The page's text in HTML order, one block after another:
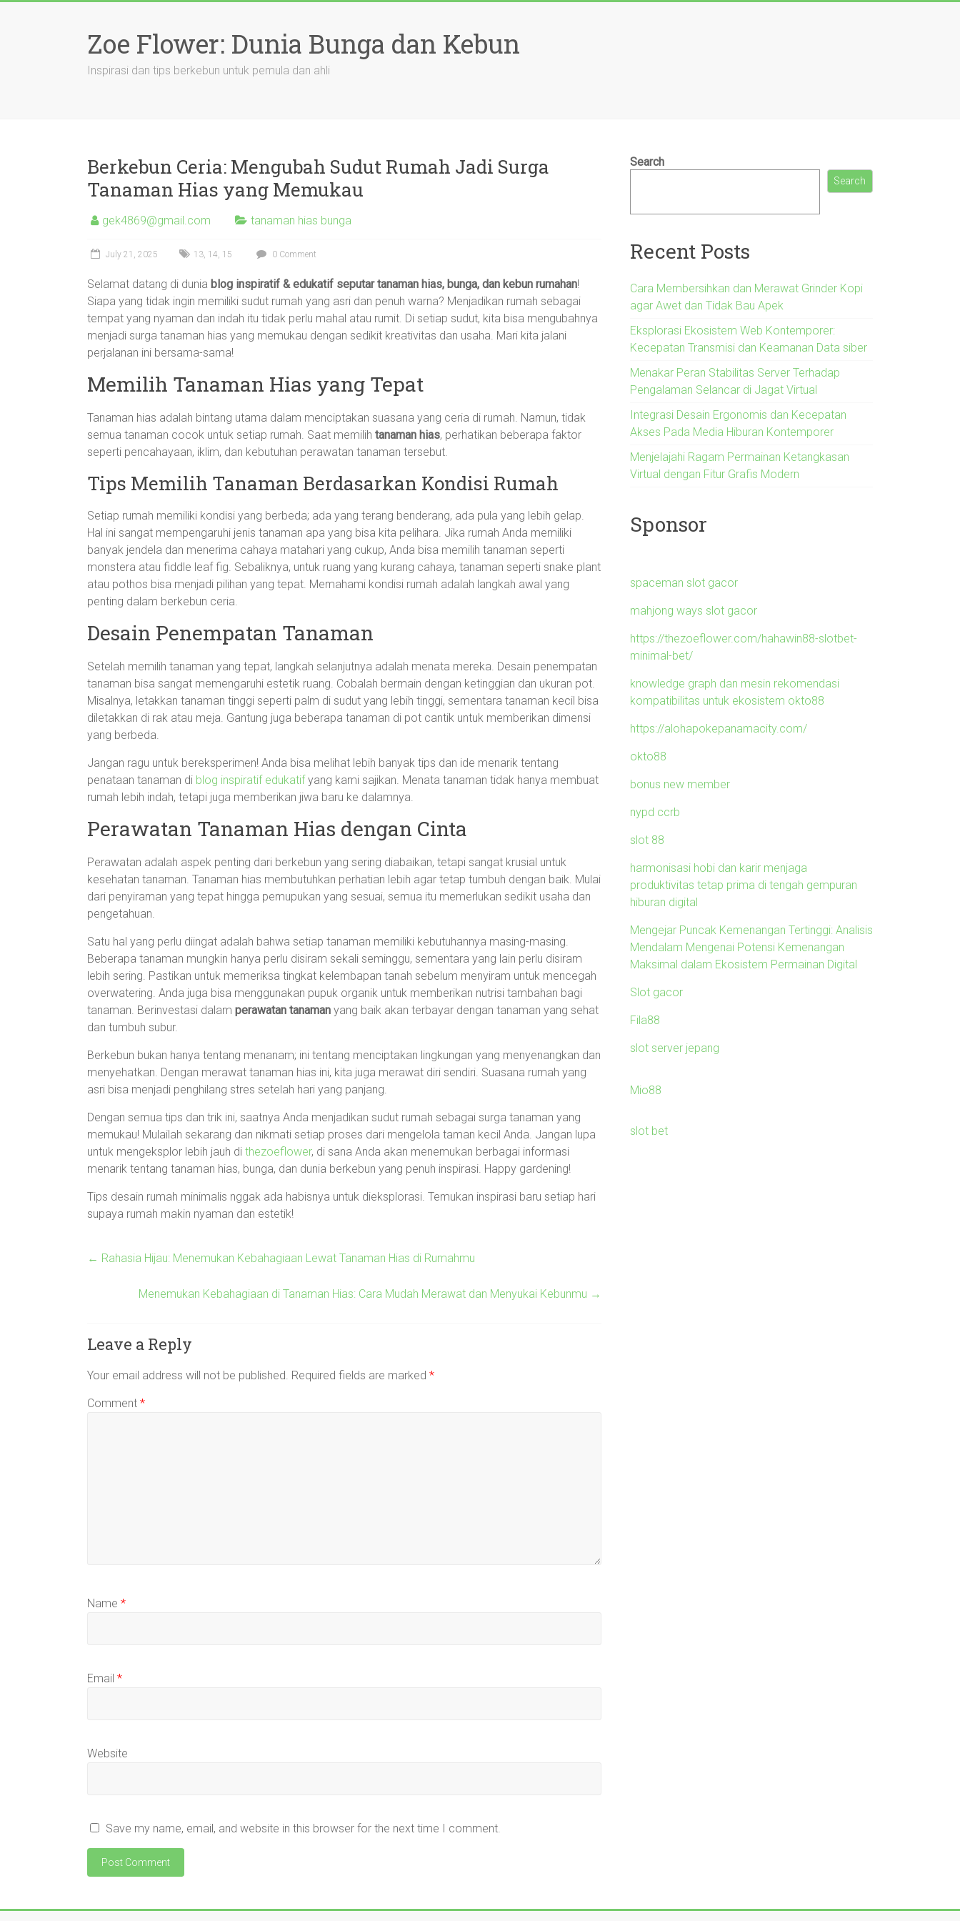
Zoe Flower: Dunia Bunga dan Kebun
Inspirasi dan tips berkebun untuk pemula dan ahli
Berkebun Ceria: Mengubah Sudut Rumah Jadi Surga
Tanaman Hias yang Memukau
gek4869@gmail.com tanaman hias bunga
July 21, 2025 13, 14, 15 0 Comment
Selamat datang di dunia blog inspiratif & edukatif seputar tanaman hias, bunga, dan kebun rumahan!
Siapa yang tidak ingin memiliki sudut rumah yang asri dan penuh warna? Menjadikan rumah sebagai
tempat yang nyaman dan indah itu tidak perlu mahal atau rumit. Di setiap sudut, kita bisa mengubahnya
menjadi surga tanaman hias yang memukau dengan sedikit kreativitas dan usaha. Mari kita jalani
perjalanan ini bersama-sama!
Memilih Tanaman Hias yang Tepat
Tanaman hias adalah bintang utama dalam menciptakan suasana yang ceria di rumah. Namun, tidak
semua tanaman cocok untuk setiap rumah. Saat memilih tanaman hias, perhatikan beberapa faktor
seperti pencahayaan, iklim, dan kebutuhan perawatan tanaman tersebut.
Tips Memilih Tanaman Berdasarkan Kondisi Rumah
Setiap rumah memiliki kondisi yang berbeda; ada yang terang benderang, ada pula yang lebih gelap.
Hal ini sangat mempengaruhi jenis tanaman apa yang bisa kita pelihara. Jika rumah Anda memiliki
banyak jendela dan menerima cahaya matahari yang cukup, Anda bisa memilih tanaman seperti
monstera atau fiddle leaf fig. Sebaliknya, untuk ruang yang kurang cahaya, tanaman seperti snake plant
atau pothos bisa menjadi pilihan yang tepat. Memahami kondisi rumah adalah langkah awal yang
penting dalam berkebun ceria.
Desain Penempatan Tanaman
Setelah memilih tanaman yang tepat, langkah selanjutnya adalah menata mereka. Desain penempatan
tanaman bisa sangat memengaruhi estetik ruang. Cobalah bermain dengan ketinggian dan ukuran pot.
Misalnya, letakkan tanaman tinggi seperti palm di sudut yang lebih tinggi, sementara tanaman kecil bisa
diletakkan di rak atau meja. Gantung juga beberapa tanaman di pot cantik untuk memberikan dimensi
yang berbeda.
Jangan ragu untuk bereksperimen! Anda bisa melihat lebih banyak tips dan ide menarik tentang
penataan tanaman di blog inspiratif edukatifyang kami sajikan. Menata tanaman tidak hanya membuat
rumah lebih indah, tetapi juga memberikan jiwa baru ke dalamnya.
Perawatan Tanaman Hias dengan Cinta
Perawatan adalah aspek penting dari berkebun yang sering diabaikan, tetapi sangat krusial untuk
kesehatan tanaman. Tanaman hias membutuhkan perhatian lebih agar tetap tumbuh dengan baik. Mulai
dari penyiraman yang tepat hingga pemupukan yang sesuai, semua itu memerlukan sedikit usaha dan
pengetahuan.
Satu hal yang perlu diingat adalah bahwa setiap tanaman memiliki kebutuhannya masing-masing.
Beberapa tanaman mungkin hanya perlu disiram sekali seminggu, sementara yang lain perlu disiram
lebih sering. Pastikan untuk memeriksa tingkat kelembapan tanah sebelum menyiram untuk mencegah
overwatering. Anda juga bisa menggunakan pupuk organik untuk memberikan nutrisi tambahan bagi
tanaman. Berinvestasi dalam perawatan tanaman yang baik akan terbayar dengan tanaman yang sehat
dan tumbuh subur.
Berkebun bukan hanya tentang menanam; ini tentang menciptakan lingkungan yang menyenangkan dan
menyehatkan. Dengan merawat tanaman hias ini, kita juga merawat diri sendiri. Suasana rumah yang
asri bisa menjadi penghilang stres setelah hari yang panjang.
Dengan semua tips dan trik ini, saatnya Anda menjadikan sudut rumah sebagai surga tanaman yang
memukau! Mulailah sekarang dan nikmati setiap proses dari mengelola taman kecil Anda. Jangan lupa
untuk mengeksplor lebih jauh di thezoeflower, di sana Anda akan menemukan berbagai informasi
menarik tentang tanaman hias, bunga, dan dunia berkebun yang penuh inspirasi. Happy gardening!
Tips desain rumah minimalis nggak ada habisnya untuk dieksplorasi. Temukan inspirasi baru setiap hari
supaya rumah makin nyaman dan estetik!
← Rahasia Hijau: Menemukan Kebahagiaan Lewat Tanaman Hias di Rumahmu
Menemukan Kebahagiaan di Tanaman Hias: Cara Mudah Merawat dan Menyukai Kebunmu →
Leave a Reply
Your email address will not be published. Required fields are marked *
Comment *
Name *
Email *
Website
Save my name, email, and website in this browser for the next time I comment.
Search
Search
Recent Posts
Cara Membersihkan dan Merawat Grinder Kopi
agar Awet dan Tidak Bau Apek
Eksplorasi Ekosistem Web Kontemporer:
Kecepatan Transmisi dan Keamanan Data siber
Menakar Peran Stabilitas Server Terhadap
Pengalaman Selancar di Jagat Virtual
Integrasi Desain Ergonomis dan Kecepatan
Akses Pada Media Hiburan Kontemporer
Menjelajahi Ragam Permainan Ketangkasan
Virtual dengan Fitur Grafis Modern
Sponsor
spaceman slot gacor
mahjong ways slot gacor
https://thezoeflower.com/hahawin88-slotbet-
minimal-bet/
knowledge graph dan mesin rekomendasi
kompatibilitas untuk ekosistem okto88
https://alohapokepanamacity.com/
okto88
bonus new member
nypd ccrb
slot 88
harmonisasi hobi dan karir menjaga
produktivitas tetap prima di tengah gempuran
hiburan digital
Mengejar Puncak Kemenangan Tertinggi: Analisis
Mendalam Mengenai Potensi Kemenangan
Maksimal dalam Ekosistem Permainan Digital
Slot gacor
Fila88
slot server jepang
Mio88
slot bet